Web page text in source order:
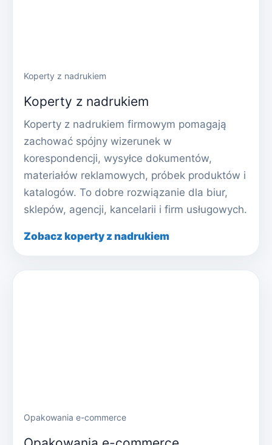
Koperty z nadrukiem
Koperty z nadrukiem
Koperty z nadrukiem firmowym pomagają
zachować spójny wizerunek w
korespondencji, wysyłce dokumentów,
materiałów reklamowych, próbek produktów i
katalogów. To dobre rozwiązanie dla biur,
sklepów, agencji, kancelarii i firm usługowych.
Zobacz koperty z nadrukiem
Opakowania e-commerce